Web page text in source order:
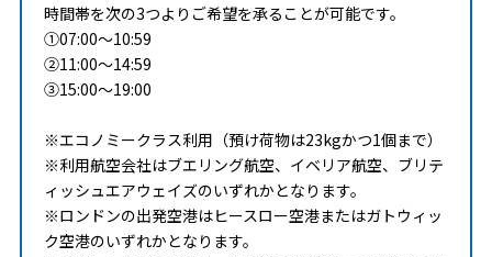
時間帯を次の3つよりご希望を承ることが可能です。
①07:00～10:59
②11:00～14:59
③15:00～19:00
※エコノミークラス利用（預け荷物は23kgかつ1個まで）
※利用航空会社はブエリング航空、イベリア航空、ブリテ
ィッシュエアウェイズのいずれかとなります。
※ロンドンの出発空港はヒースロー空港またはガトウィッ
ク空港のいずれかとなります。